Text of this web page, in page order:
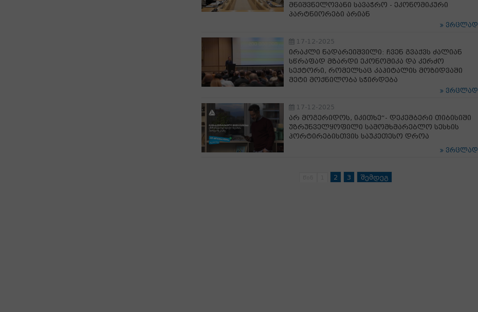
მნიშვნელოვანი სავაჭრო - ეკონომიკური
პარტნიორები არიან
ვრცლად
17-12-2025
ირაკლი ნადარეიშვილი: ჩვენ გვაქვს ძალიან
სწრაფად მზარდი ეკონომიკა და კერძო
სექტორი, რომელსაც კაპიტალის მოზიდვაში
მეტი მოქნილობა სჭირდება
ვრცლად
17-12-2025
არ მოგერიდოს, იკითხე“- დეკემბერი თიბისიში
უზრუნველყოფილი სამომხმარებლო სესხის
პორტირებისთვის საუკეთესო დროა
ვრცლად
2 3 შემდეგ